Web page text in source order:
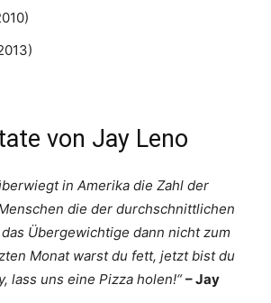
von Jay Leno
in Amerika die Zahl der
die der durchschnittlichen
Übergewichtige dann nicht zum
Monat warst du fett, jetzt bist du
lass uns eine Pizza holen!“– Jay